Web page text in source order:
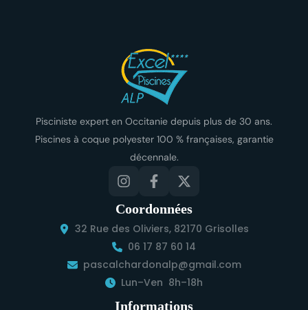
Pisciniste expert en Occitanie depuis plus de 30 ans.
Piscines à coque polyester 100 % françaises, garantie
décennale.
Coordonnées
32 Rue des Oliviers, 82170 Grisolles
06 17 87 60 14
pascalchardonalp@gmail.com
Lun–Ven 8h–18h
Informations